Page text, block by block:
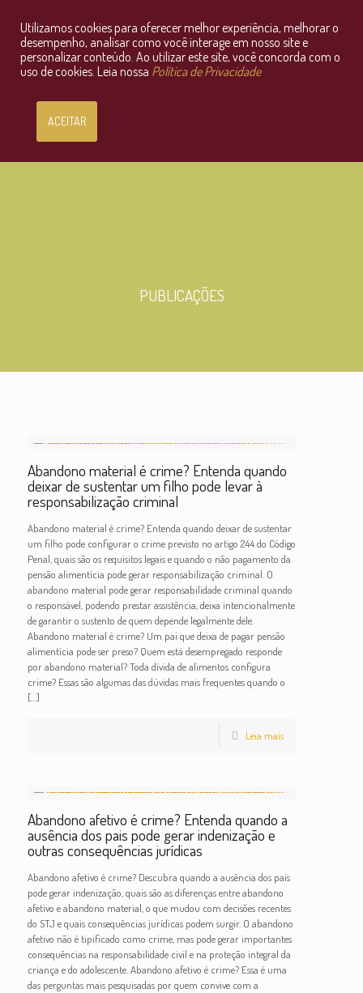
Consultoria Jurídica OnLine
PUBLICAÇÕES
Abandono material é crime? Entenda quando
deixar de sustentar um filho pode levar à
responsabilização criminal
Abandono material é crime? Entenda quando deixar de sustentar
um filho pode configurar o crime previsto no artigo 244 do Código
Penal, quais são os requisitos legais e quando o não pagamento da
pensão alimentícia pode gerar responsabilização criminal. O
abandono material pode gerar responsabilidade criminal quando
o responsável, podendo prestar assistência, deixa intencionalmente
de garantir o sustento de quem depende legalmente dele.
Abandono material é crime? Um pai que deixa de pagar pensão
alimentícia pode ser preso? Quem está desempregado responde
por abandono material? Toda dívida de alimentos configura
crime? Essas são algumas das dúvidas mais frequentes quando o
[…]
Leia mais
Abandono afetivo é crime? Entenda quando a
ausência dos pais pode gerar indenização e
outras consequências jurídicas
Abandono afetivo é crime? Descubra quando a ausência dos pais
pode gerar indenização, quais são as diferenças entre abandono
afetivo e abandono material, o que mudou com decisões recentes
do STJ e quais consequências jurídicas podem surgir. O abandono
afetivo não é tipificado como crime, mas pode gerar importantes
consequências na responsabilidade civil e na proteção integral da
criança e do adolescente. Abandono afetivo é crime? Essa é uma
das perguntas mais pesquisadas por quem convive com a
Utilizamos cookies para oferecer melhor experiência, melhorar o
desempenho, analisar como você interage em nosso site e
personalizar conteúdo. Ao utilizar este site, você concorda com o
uso de cookies. Leia nossa Política de Privacidade
ACEITAR